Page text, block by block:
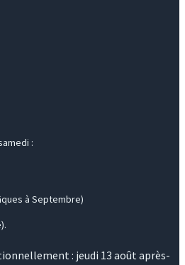
:
à Septembre)
: jeudi 13 août après-